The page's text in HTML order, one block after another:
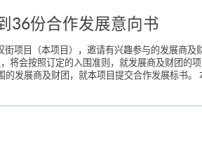
36份合作发展意向书
项目（本项目），邀请有兴趣参与的发展商
将会按照订定的入围准则，就发展商及财团的
发展商及财团，就本项目提交合作发展标书